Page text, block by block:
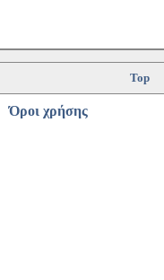
Top
Όροι χρήσης